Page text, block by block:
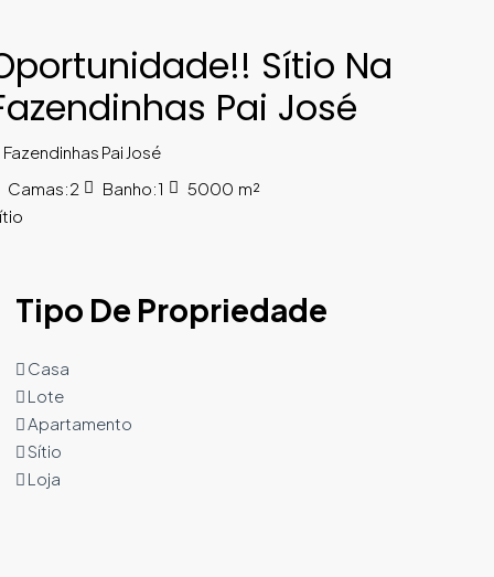
Sítio Na
Pai José
Fazendinhas Pai José
Camas:2 Banho:1 5000 m²
Tipo De Propriedade
Casa
Lote
Apartamento
Sítio
Loja